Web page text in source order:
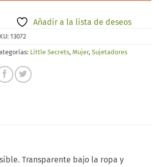
Añadir a la lista de deseos
13072
Little Secrets, Mujer, Sujetadores
Transparente bajo la ropa y